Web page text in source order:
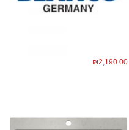
₪2,190.00